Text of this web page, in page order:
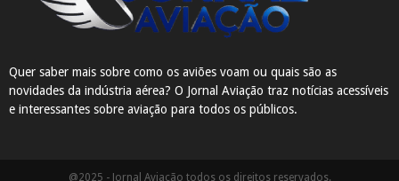
Quer saber mais sobre como os aviões voam ou quais são as
novidades da indústria aérea? O Jornal Aviação traz notícias acessíveis
e interessantes sobre aviação para todos os públicos.
@2025 - Jornal Aviação todos os direitos reservados.